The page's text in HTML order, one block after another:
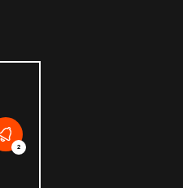
2